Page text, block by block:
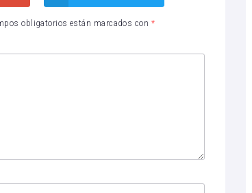
obligatorios están marcados con *